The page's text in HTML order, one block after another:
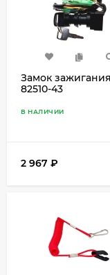
Замок
82510-43
В НАЛИЧИИ
2 967 ₽